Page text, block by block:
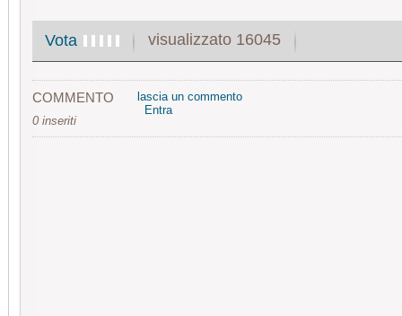
Vota visualizzato 16045
COMMENTO
0 inseriti
lascia un commento
Entra